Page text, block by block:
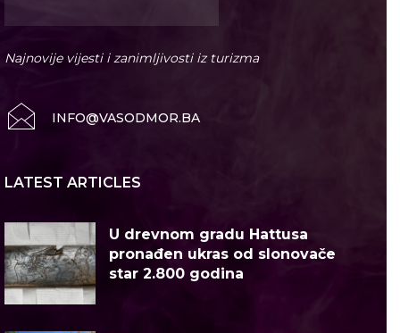
Najnovije vijesti i zanimljivosti iz turizma
INFO@VASODMOR.BA
LATEST ARTICLES
U drevnom gradu Hattusa
pronađen ukras od slonovače
star 2.800 godina